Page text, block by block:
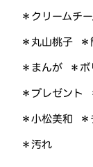
＊クリームチ
＊丸山桃子
＊まんが ＊
＊プレゼント
＊小松美和
＊汚れ